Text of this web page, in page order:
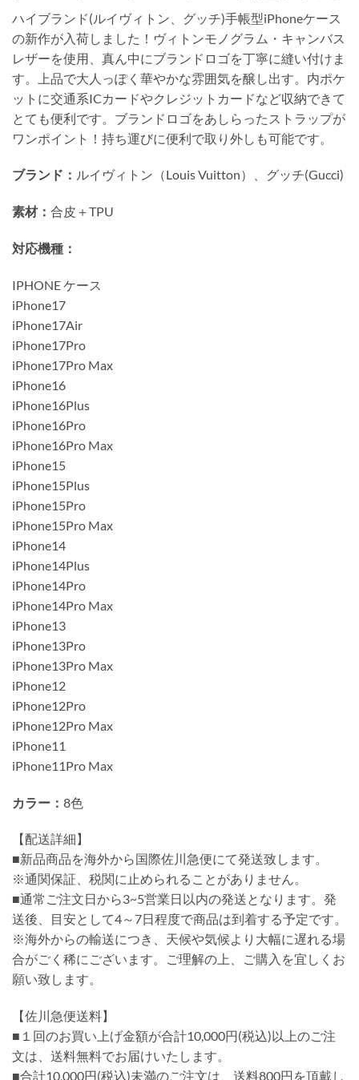
ハイブランド(ルイヴィトン、グッチ)手帳型iPhoneケース
の新作が入荷しました！ヴィトンモノグラム・キャンバス
レザーを使用、真ん中にブランドロゴを丁寧に縫い付けま
す。上品で大人っぽく華やかな雰囲気を醸し出す。内ポケ
ットに交通系ICカードやクレジットカードなど収納できて
とても便利です。ブランドロゴをあしらったストラップが
ワンポイント！持ち運びに便利で取り外しも可能です。
ブランド： ルイヴィトン（Louis Vuitton）、グッチ(Gucci)
素材： 合皮＋TPU
対応機種：
IPHONE ケース
iPhone17
iPhone17Air
iPhone17Pro
iPhone17Pro Max
iPhone16
iPhone16Plus
iPhone16Pro
iPhone16Pro Max
iPhone15
iPhone15Plus
iPhone15Pro
iPhone15Pro Max
iPhone14
iPhone14Plus
iPhone14Pro
iPhone14Pro Max
iPhone13
iPhone13Pro
iPhone13Pro Max
iPhone12
iPhone12Pro
iPhone12Pro Max
iPhone11
iPhone11Pro Max
カラー： 8色
【配送詳細】
■新品商品を海外から国際佐川急便にて発送致します。
※通関保証、税関に止められることがありません。
■通常ご注文日から3~5営業日以内の発送となります。発
送後、目安として4～7日程度で商品は到着する予定です。
※海外からの輸送につき、天候や気候より大幅に遅れる場
合がごく稀にございます。ご理解の上、ご購入を宜しくお
願い致します。
【佐川急便送料】
■１回のお買い上げ金額が合計10,000円(税込)以上のご注
文は、送料無料でお届けいたします。
■合計10,000円(税込)未満のご注文は、送料800円を頂戴し